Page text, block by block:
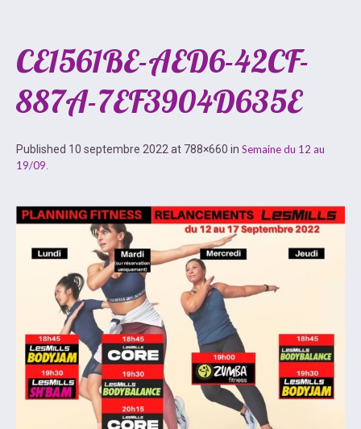
CE1561BE-AED6-42CF-
887A-7EF3904D635E
Published 10 septembre 2022 at 788×660 in Semaine du 12 au
19/09